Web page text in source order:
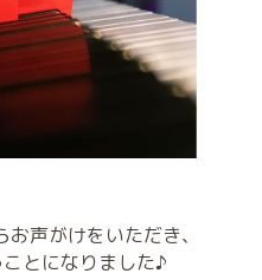
声がけをいただき、
とになりました♪